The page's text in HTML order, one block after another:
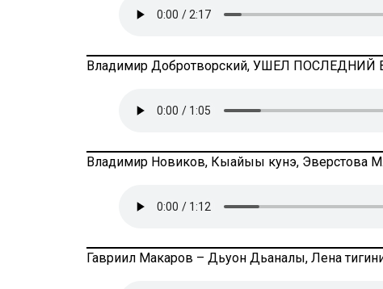
Владимир Добротворский, УШЕЛ ПОСЛЕДНИЙ
Владимир Новиков, Кыайыы кунэ, Эверстова М.
Гавриил Макаров – Дьуон Дьаналы, Лена